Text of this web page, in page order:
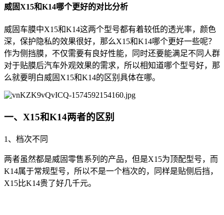
威固X15和K14哪个更好的对比分析
威固车膜中X15和K14这两个型号都有着较低的透光率，颜色
深，保护隐私的效果很好，那么X15和K14哪个更好一些呢？
作为侧挡膜，不仅需要有良好性能，同时还要能满足不同人群
对于贴膜后汽车外观效果的需求，所以相知道哪个型号好，那
么就要明白威固X15和K14的区别具体在哪。
一、X15和K14两者的区别
1、档次不同
两者虽然都是威固零售系列的产品，但是X15为顶配型号，而
K14属于常规型号，所以不是一个档次的，同样是贴侧后挡，
X15比K14贵了好几千元。